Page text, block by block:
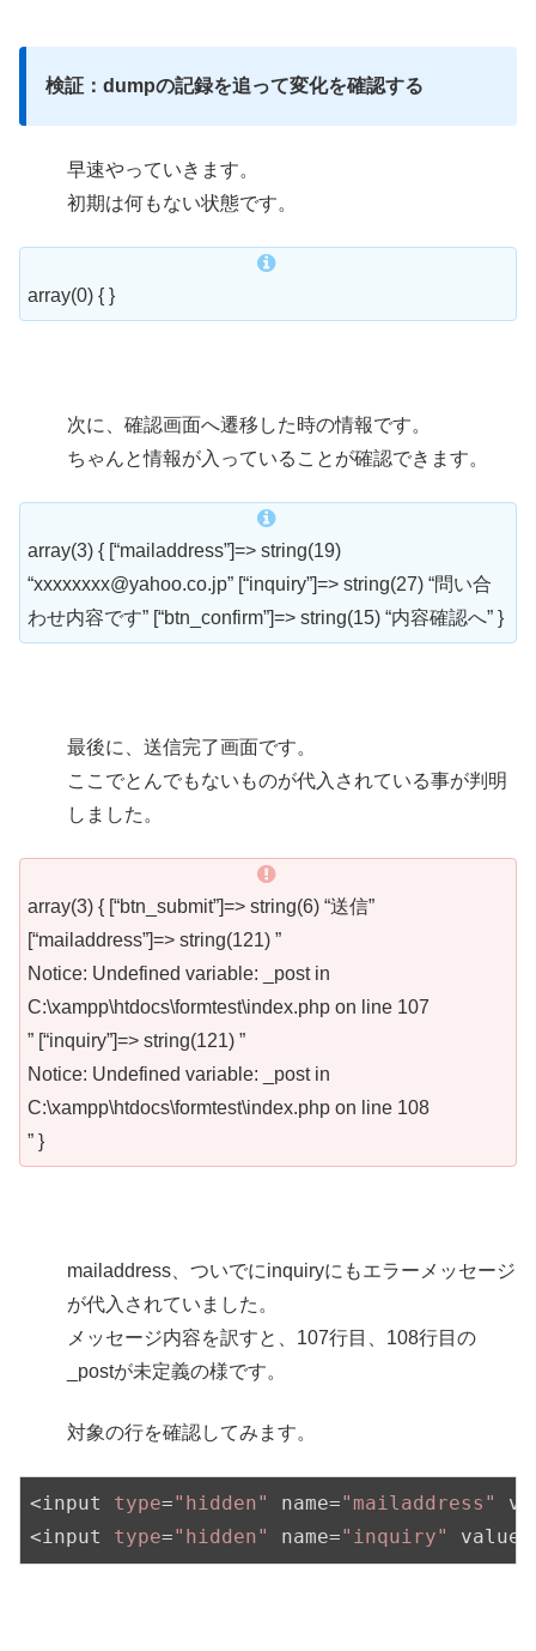
検証：dumpの記録を追って変化を確認する
早速やっていきます。
初期は何もない状態です。
array(0) { }
次に、確認画面へ遷移した時の情報です。
ちゃんと情報が入っていることが確認できます。
array(3) { [“mailaddress”]=> string(19)
“xxxxxxxx@yahoo.co.jp” [“inquiry”]=> string(27) “問い合
わせ内容です” [“btn_confirm”]=> string(15) “内容確認へ” }
最後に、送信完了画面です。
ここでとんでもないものが代入されている事が判明
しました。
array(3) { [“btn_submit”]=> string(6) “送信”
[“mailaddress”]=> string(121) ”
Notice: Undefined variable: _post in
C:\xampp\htdocs\formtest\index.php on line 107
” [“inquiry”]=> string(121) ”
Notice: Undefined variable: _post in
C:\xampp\htdocs\formtest\index.php on line 108
” }
mailaddress、ついでにinquiryにもエラーメッセージ
が代入されていました。
メッセージ内容を訳すと、107行目、108行目の
_postが未定義の様です。
対象の行を確認してみます。
<input type="hidden" name="mailaddress"
<input type="hidden" name="inquiry" value=